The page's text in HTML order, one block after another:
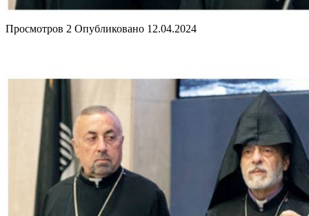
Просмотров 2 Опубликовано 12.04.2024